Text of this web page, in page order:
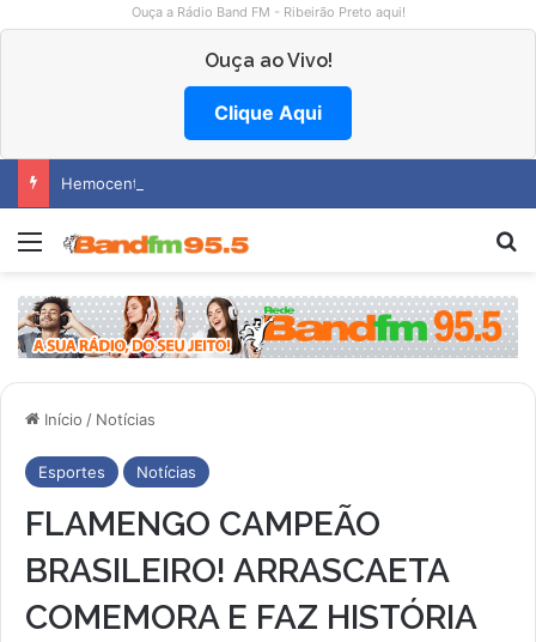
Ouça a Rádio Band FM - Ribeirão Preto aqui!
Ouça ao Vivo!
Clique Aqui
Hemocentro abre vagas na região
Menu
Início / Notícias
Esportes Notícias
FLAMENGO CAMPEÃO
BRASILEIRO! ARRASCAETA
COMEMORA E FAZ HISTÓRIA